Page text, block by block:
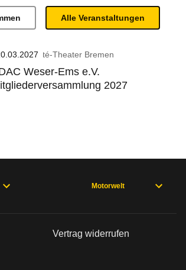
GOP Varieté-Theater Bremen
Weser-Ems e.V.
2027
Alle Veranstaltungen
Motorwelt
Vertrag widerrufen